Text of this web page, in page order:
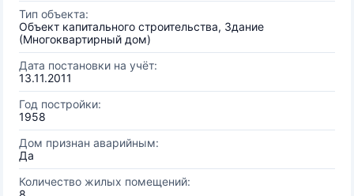
Тип объекта:
Объект капитального строительства, Здание
(Многоквартирный дом)
Дата постановки на учёт:
13.11.2011
Год постройки:
1958
Дом признан аварийным:
Да
Количество жилых помещений: